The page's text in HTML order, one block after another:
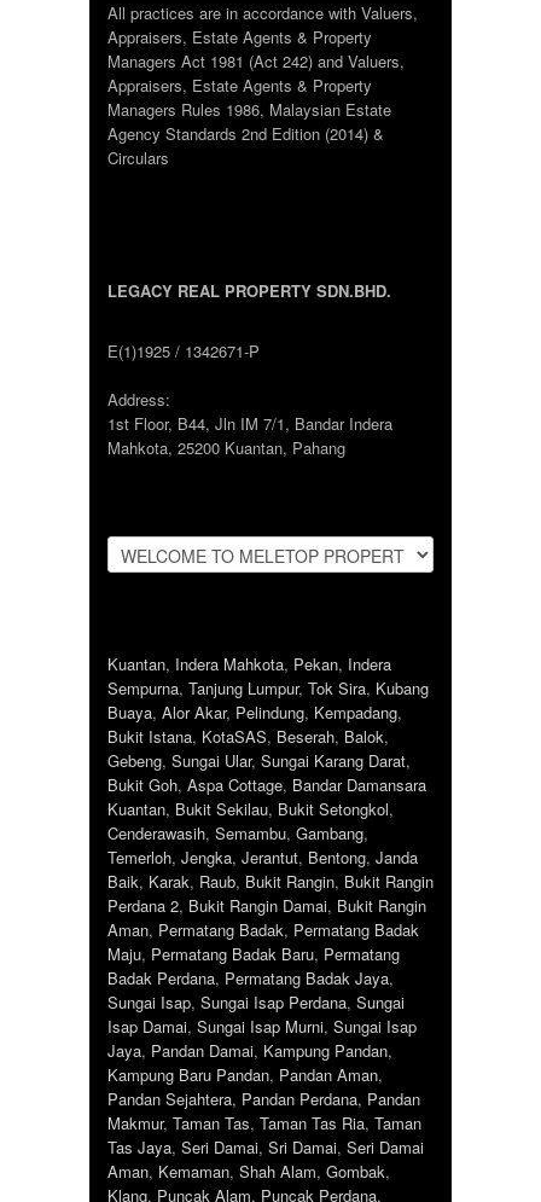
All practices are in accordance with Valuers,
Appraisers, Estate Agents & Property
Managers Act 1981 (Act 242) and Valuers,
Appraisers, Estate Agents & Property
Managers Rules 1986, Malaysian Estate
Agency Standards 2nd Edition (2014) &
Circulars
LEGACY REAL PROPERTY SDN.BHD.
E(1)1925 / 1342671-P
Address:
1st Floor, B44, Jln IM 7/1, Bandar Indera
Mahkota, 25200 Kuantan, Pahang
Kuantan, Indera Mahkota, Pekan, Indera
Sempurna, Tanjung Lumpur, Tok Sira, Kubang
Buaya, Alor Akar, Pelindung, Kempadang,
Bukit Istana, KotaSAS, Beserah, Balok,
Gebeng, Sungai Ular, Sungai Karang Darat,
Bukit Goh, Aspa Cottage, Bandar Damansara
Kuantan, Bukit Sekilau, Bukit Setongkol,
Cenderawasih, Semambu, Gambang,
Temerloh, Jengka, Jerantut, Bentong, Janda
Baik, Karak, Raub, Bukit Rangin, Bukit Rangin
Perdana 2, Bukit Rangin Damai, Bukit Rangin
Aman, Permatang Badak, Permatang Badak
Maju, Permatang Badak Baru, Permatang
Badak Perdana, Permatang Badak Jaya,
Sungai Isap, Sungai Isap Perdana, Sungai
Isap Damai, Sungai Isap Murni, Sungai Isap
Jaya, Pandan Damai, Kampung Pandan,
Kampung Baru Pandan, Pandan Aman,
Pandan Sejahtera, Pandan Perdana, Pandan
Makmur, Taman Tas, Taman Tas Ria, Taman
Tas Jaya, Seri Damai, Sri Damai, Seri Damai
Aman, Kemaman, Shah Alam, Gombak,
Klang, Puncak Alam, Puncak Perdana,